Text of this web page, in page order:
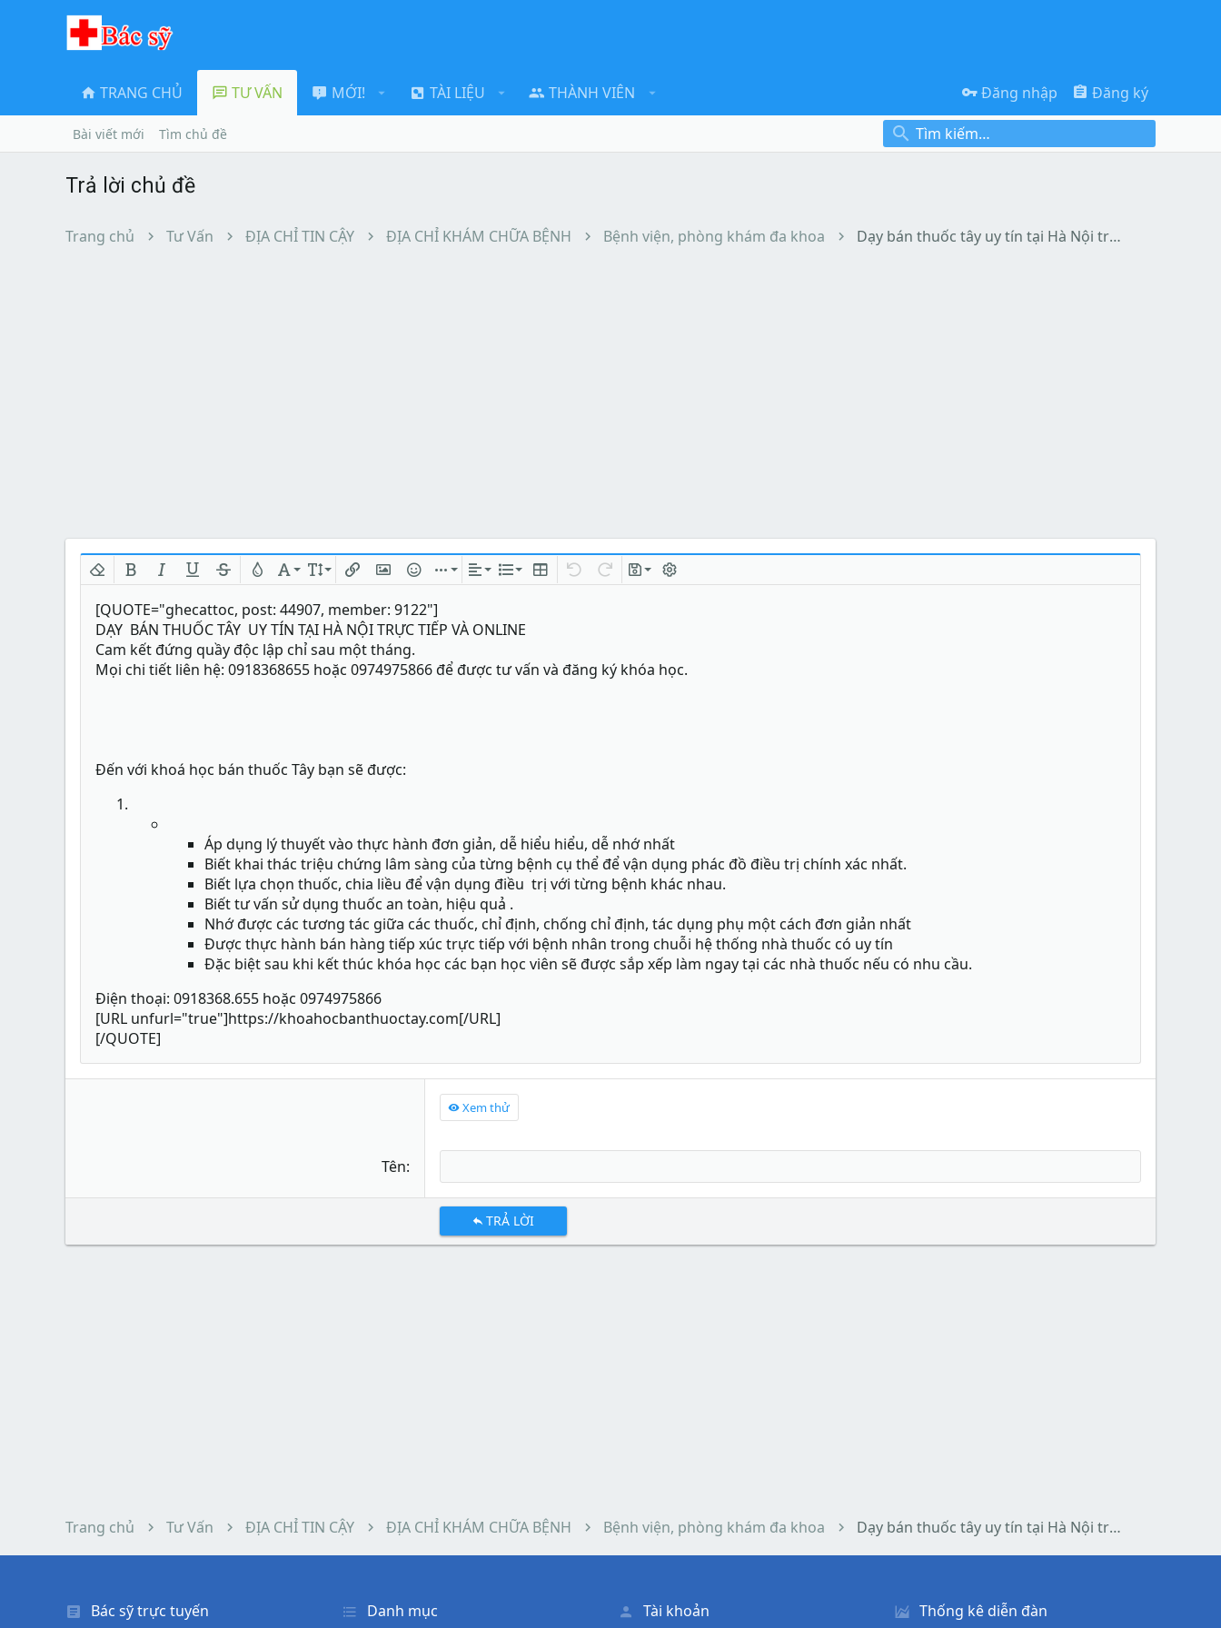
TRANG CHỦ TƯ VẤN MỚI! TÀI LIỆU THÀNH VIÊN Đăng nhập Đăng ký
Bài viết mới Tìm chủ đề
Trả lời chủ đề
Trang chủ Tư Vấn ĐỊA CHỈ TIN CẬY ĐỊA CHỈ KHÁM CHỮA BỆNH Bệnh viện, phòng khám đa khoa Dạy bán thuốc tây uy tín tại Hà Nội trực tiếp và online
Xóa định dạng
In đậmIn nghiêng
Gạch chân
Gạch ngang
Màu chữPhông chữ
Kích thước
Chèn liên kết
Chèn hình ảnh
Mặt cười
Chèn
[QUOTE="ghecattoc, post: 44907, member: 9122"]
DẠY BÁN THUỐC TÂY UY TÍN TẠI HÀ NỘI TRỰC TIẾP VÀ ONLINE
Cam kết đứng quầy độc lập chỉ sau một tháng.
Mọi chi tiết liên hệ: 0918368655 hoặc 0974975866 để được tư vấn và đăng ký khóa học.
Đến với khoá học bán thuốc Tây bạn sẽ được:
Áp dụng lý thuyết vào thực hành đơn giản, dễ hiểu hiểu, dễ nhớ nhất
Biết khai thác triệu chứng lâm sàng của từng bệnh cụ thể để vận dụng phác đồ điều trị chính xác nhất.
Biết lựa chọn thuốc, chia liều để vận dụng điều trị với từng bệnh khác nhau.
Biết tư vấn sử dụng thuốc an toàn, hiệu quả .
Nhớ được các tương tác giữa các thuốc, chỉ định, chống chỉ định, tác dụng phụ một cách đơn giản nhất
Được thực hành bán hàng tiếp xúc trực tiếp với bệnh nhân trong chuỗi hệ thống nhà thuốc có uy tín
Đặc biệt sau khi kết thúc khóa học các bạn học viên sẽ được sắp xếp làm ngay tại các nhà thuốc nếu có nhu cầu.
Điện thoại: 0918368.655 hoặc 0974975866
[URL unfurl="true"]https://khoahocbanthuoctay.com[/URL]
[/QUOTE]
Xem thử
Tên
TRẢ LỜI
Trang chủ Tư Vấn ĐỊA CHỈ TIN CẬY ĐỊA CHỈ KHÁM CHỮA BỆNH Bệnh viện, phòng khám đa khoa Dạy bán thuốc tây uy tín tại Hà Nội trực tiếp và online
Bác sỹ trực tuyến Danh mục Tài khoản Thống kê diễn đàn